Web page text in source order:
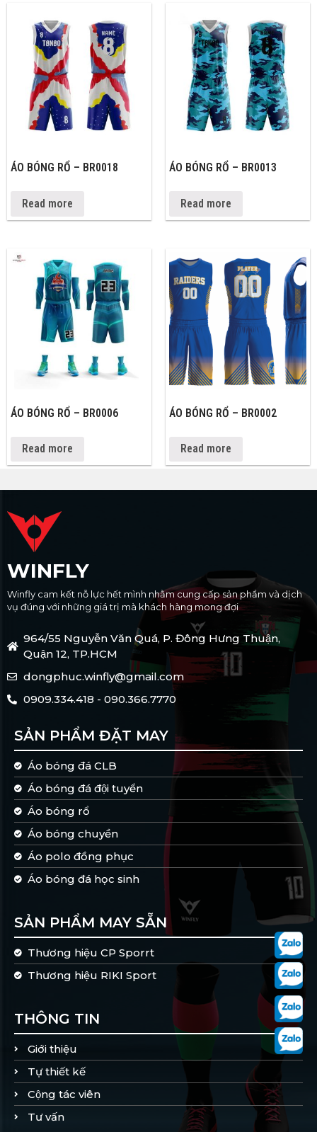
ÁO BÓNG RỔ – BR0018
Read more
ÁO BÓNG RỔ – BR0013
Read more
ÁO BÓNG RỔ – BR0006
Read more
ÁO BÓNG RỔ – BR0002
Read more
WINFLY
Winfly cam kết nỗ lực hết mình nhằm cung cấp sản phẩm và dịch
vụ đúng với những giá trị mà khách hàng mong đợi
964/55 Nguyễn Văn Quá, P. Đông Hưng Thuận,
Quận 12, TP.HCM
dongphuc.winfly@gmail.com
0909.334.418 - 090.366.7770
SẢN PHẨM ĐẶT MAY
Áo bóng đá CLB
Áo bóng đá đội tuyển
Áo bóng rổ
Áo bóng chuyền
Áo polo đồng phục
Áo bóng đá học sinh
SẢN PHẨM MAY SẴN
Thương hiệu CP Sporrt
Thương hiệu RIKI Sport
THÔNG TIN
Giới thiệu
Tự thiết kế
Cộng tác viên
Tư vấn